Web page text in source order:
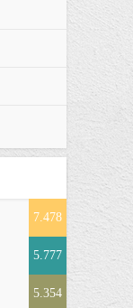
7.478
5.777
5.354